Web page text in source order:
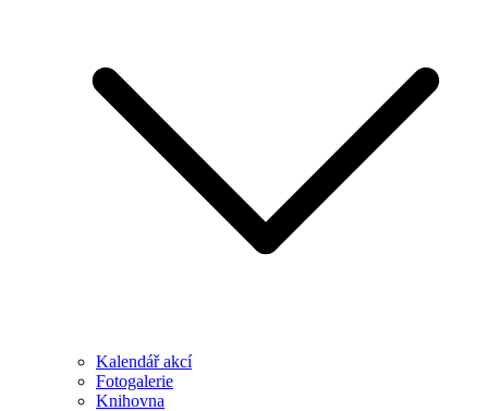
Kalendář akcí
Fotogalerie
Knihovna